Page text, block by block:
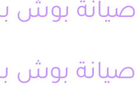
صيانة بوش
صيانة بوش